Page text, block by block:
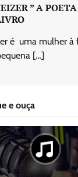
” A
é uma mulher à
[…]
e ouça